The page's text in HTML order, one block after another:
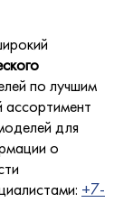
по лучшим
ассортимент
для
о
+7-